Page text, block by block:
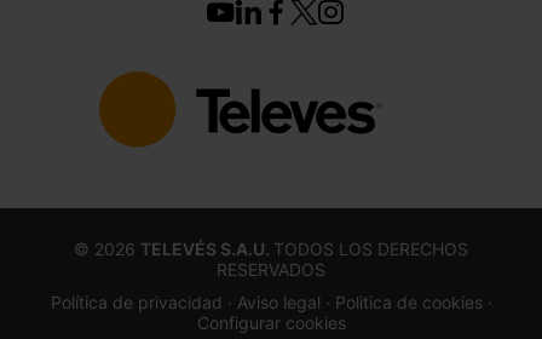
© 2026 TELEVÉS S.A.U. TODOS LOS DERECHOS
RESERVADOS
Política de privacidad · Aviso legal · Politica de cookies ·
Configurar cookies